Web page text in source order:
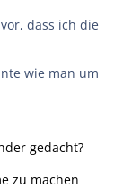
dass ich die
wie man um
gedacht?
zu machen